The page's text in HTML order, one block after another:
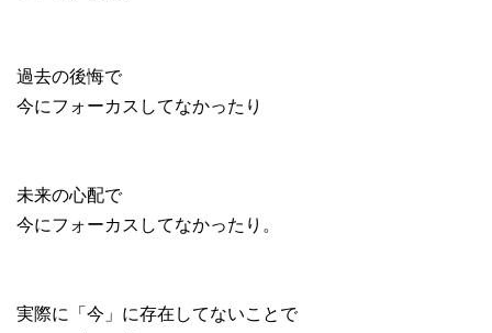
過去の後悔で
今にフォーカスしてなかったり
未来の心配で
今にフォーカスしてなかったり。
実際に「今」に存在してないことで